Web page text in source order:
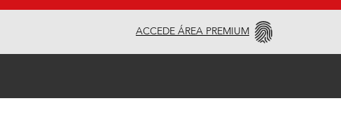
ACCEDE ÁREA PREMIUM